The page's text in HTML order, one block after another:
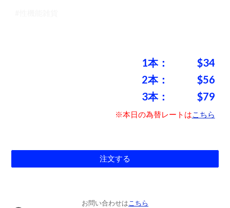
1本： $34
2本：
$56
3本：
$79
※本日の為替レートはこちら
注文する
お問い合わせはこちら